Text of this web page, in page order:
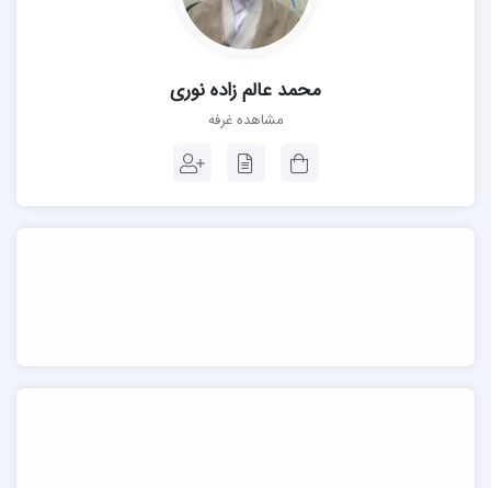
محمد عالم زاده نوری
مشاهده غرفه